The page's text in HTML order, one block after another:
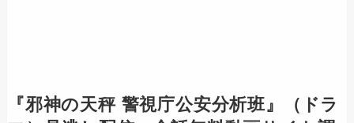
『邪神の天秤 警視庁公安分析班』（ドラ